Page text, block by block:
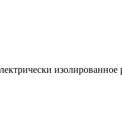
изолированное